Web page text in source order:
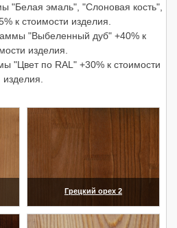
"Белая эмаль", "Слоновая кость",
к стоимости изделия.
"Выбеленный дуб" +40% к
изделия.
"Цвет по RAL" +30% к стоимости
изделия.
Грецкий орех 2